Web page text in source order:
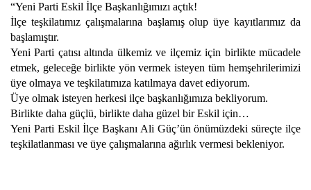
“Yeni Parti Eskil İlçe Başkanlığımızı açtık!
İlçe teşkilatımız çalışmalarına başlamış olup üye kayıtlarımız da
başlamıştır.
Yeni Parti çatısı altında ülkemiz ve ilçemiz için birlikte mücadele
etmek, geleceğe birlikte yön vermek isteyen tüm hemşehrilerimizi
üye olmaya ve teşkilatımıza katılmaya davet ediyorum.
Üye olmak isteyen herkesi ilçe başkanlığımıza bekliyorum.
Birlikte daha güçlü, birlikte daha güzel bir Eskil için…
Yeni Parti Eskil İlçe Başkanı Ali Güç’ün önümüzdeki süreçte ilçe
teşkilatlanması ve üye çalışmalarına ağırlık vermesi bekleniyor.